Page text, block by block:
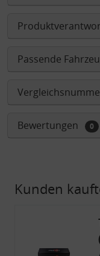
Passende
Bewertungen 0
Kunden